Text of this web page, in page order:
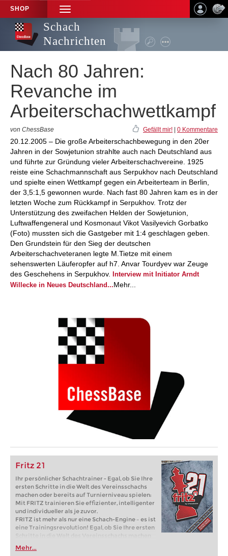
SHOP
TOGGLE
NAVIGATION
Schach
Nachrichten
Nach 80 Jahren:
Revanche im
Arbeiterschachwettkampf
von ChessBase Gefällt mir! 0 Kommentare
20.12.2005 – Die große Arbeiterschachbewegung in den 20er
Jahren in der Sowjetunion strahlte auch nach Deutschland aus
und führte zur Gründung vieler Arbeiterschachvereine. 1925
reiste eine Schachmannschaft aus Serpukhov nach Deutschland
und spielte einen Wettkampf gegen ein Arbeiterteam in Berlin,
der 3,5:1,5 gewonnen wurde. Nach fast 80 Jahren kam es in der
letzten Woche zum Rückkampf in Serpukhov. Trotz der
Unterstützung des zweifachen Helden der Sowjetunion,
Luftwaffengeneral und Kosmonaut Vikot Vasilyevich Gorbatko
(Foto) mussten sich die Gastgeber mit 1:4 geschlagen geben.
Den Grundstein für den Sieg der deutschen
Arbeiterschachveteranen legte M.Tietze mit einem
sehenswerten Läuferopfer auf h7. Anvar Tourdyev war Zeuge
des Geschehens in Serpukhov.
Interview mit Initiator Arndt
Willecke in Neues Deutschland...Mehr...
Fritz 21
Ihr persönlicher Schachtrainer - Egal, ob Sie Ihre
ersten Schritte in die Welt des Vereinsschachs
machen oder bereits auf Turnierniveau spielen:
Mit FRITZ trainieren Sie effizienter, intelligenter
und individueller als je zuvor.
FRITZ ist mehr als nur eine Schach-Engine – es ist
eine Trainingsrevolution! Egal, ob Sie Ihre ersten
Schritte in die Welt des Vereinsschachs machen
oder bereits auf Turnierniveau spielen: Mit
FRITZ trainieren Sie effizienter, intelligenter und
Mehr...